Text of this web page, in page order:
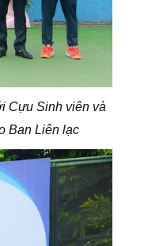
Cựu Sinh viên và
Ban Liên lạc